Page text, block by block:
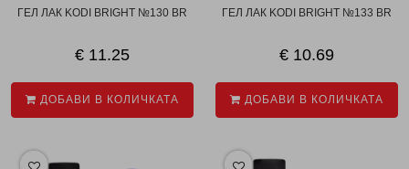
ГЕЛ ЛАК KODI BRIGHT №130 BR
€ 11.25
ДОБАВИ В КОЛИЧКАТА
ГЕЛ ЛАК KODI BRIGHT №133 BR
€ 10.69
ДОБАВИ В КОЛИЧКАТА